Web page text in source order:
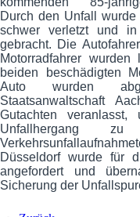
Durch den Unfall wurde
schwer verletzt und
gebracht. Die
Motorradfahrer
beiden beschädigten
Auto wurden
Staatsanwaltschaft
Gutachten
Unfallhergang
Düsseldorf wurde für
angefordert und
Sicherung der